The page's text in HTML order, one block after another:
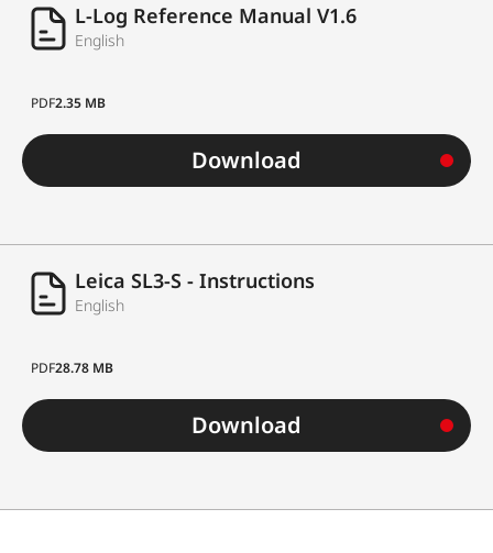
L-Log Reference Manual V1.6
English
PDF2.35 MB
Download
Leica SL3-S - Instructions
English
PDF28.78 MB
Download